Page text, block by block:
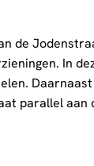
de
In
parallel aan